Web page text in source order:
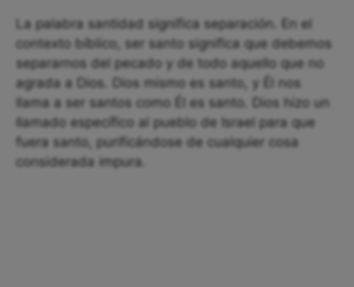
La palabra santidad significa separación. En el
contexto bíblico, ser santo significa que debemos
separarnos del pecado y de todo aquello que no
agrada a Dios. Dios mismo es santo, y Él nos
llama a ser santos como Él es santo. Dios hizo un
llamado específico al pueblo de Israel para que
fuera santo, purificándose de cualquier cosa
considerada impura.